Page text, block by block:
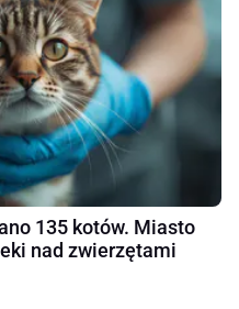
135 kotów. Miasto
nad zwierzętami